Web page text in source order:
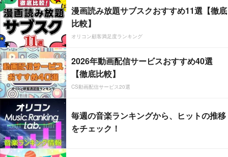
漫画読み放題サブスクおすすめ11選【徹底
比較】
オリコン顧客満足度ランキング
2026年動画配信サービスおすすめ40選
【徹底比較】
CS動画配信サービス20選
毎週の音楽ランキングから、ヒットの推移
をチェック！